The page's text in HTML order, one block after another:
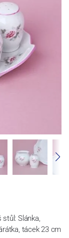
Slánka,
tácek 23 cm